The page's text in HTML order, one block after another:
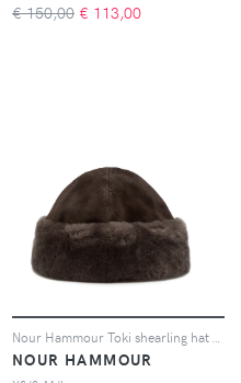
€ 150,00 € 113,00
NOUR HAMMOUR